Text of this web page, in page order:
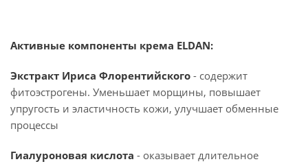
Активные компоненты крема ELDAN:
Экстракт Ириса Флорентийского - содержит
фитоэстрогены. Уменьшает морщины, повышает
упругость и эластичность кожи, улучшает обменные
процессы
Гиалуроновая кислота - оказывает длительное